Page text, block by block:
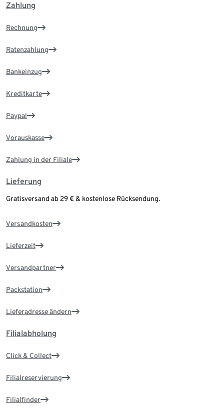
Zahlung
Rechnung
Ratenzahlung
Bankeinzug
Kreditkarte
Paypal
Vorauskasse
Zahlung in der Filiale
Lieferung
Gratisversand ab 29 € & kostenlose Rücksendung.
Versandkosten
Lieferzeit
Versandpartner
Packstation
Lieferadresse ändern
Filialabholung
Click & Collect
Filialreservierung
Filialfinder